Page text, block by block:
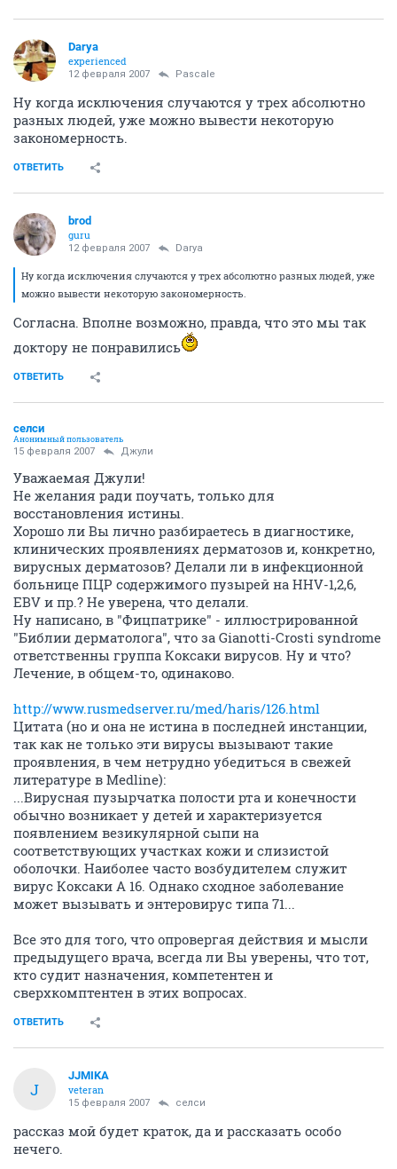
Darya
experienced
12 февраля 2007 Pascale
Ну когда исключения случаются у трех абсолютно
разных людей, уже можно вывести некоторую
закономерность.
ОТВЕТИТЬ
brod
guru
12 февраля 2007 Darya
Ну когда исключения случаются у трех абсолютно разных людей, уже
можно вывести некоторую закономерность.
Согласна. Вполне возможно, правда, что это мы так
доктору не понравились
ОТВЕТИТЬ
селси
Анонимный пользователь
15 февраля 2007 Джули
Уважаемая Джули!
Не желания ради поучать, только для
восстановления истины.
Хорошо ли Вы лично разбираетесь в диагностике,
клинических проявлениях дерматозов и, конкретно,
вирусных дерматозов? Делали ли в инфекционной
больнице ПЦР содержимого пузырей на ННV-1,2,6,
EBV и пр.? Не уверена, что делали.
Ну написано, в "Фицпатрике" - иллюстрированной
"Библии дерматолога", что за Gianotti-Crosti syndrome
ответственны группа Коксаки вирусов. Ну и что?
Лечение, в общем-то, одинаково.
http://www.rusmedserver.ru/med/haris/126.html
Цитата (но и она не истина в последней инстанции,
так как не только эти вирусы вызывают такие
проявления, в чем нетрудно убедиться в свежей
литературе в Medline):
...Вирусная пузырчатка полости рта и конечности
обычно возникает у детей и характеризуется
появлением везикулярной сыпи на
соответствующих участках кожи и слизистой
оболочки. Наиболее часто возбудителем служит
вирус Коксаки А 16. Однако сходное заболевание
может вызывать и энтеровирус типа 71...
Все это для того, что опровергая действия и мысли
предыдущего врача, всегда ли Вы уверены, что тот,
кто судит назначения, компетентен и
сверхкомптентен в этих вопросах.
ОТВЕТИТЬ
J
JJMIKA
veteran
15 февраля 2007 селси
рассказ мой будет краток, да и рассказать особо
нечего.